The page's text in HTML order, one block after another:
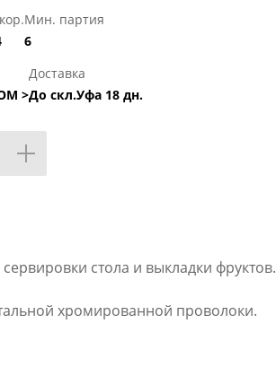
Мин. партия
6
>
Доставка
До скл.Уфа 18 дн.
стола и выкладки фруктов.
хромированной проволоки.